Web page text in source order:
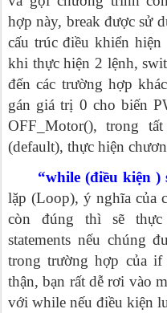
hợp này, break được sử
cấu trúc điều khiển
khi thực hiện 2 lệnh,
đến các trường hợp
gán giá trị 0 cho biến
OFF_Motor(), trong
(default), thực hiện
“while (điều kiện )
lặp (Loop), ý nghĩa của
còn đúng thì sẽ thực
statements nếu chúng
trong trường hợp của
thận, bạn rất dễ rơi vào
với while nếu điều kiện